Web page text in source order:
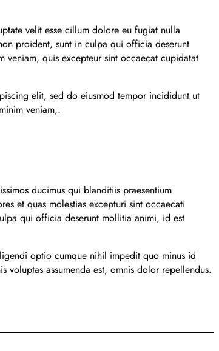
velit esse cillum dolore eu fugiat nulla
proident, sunt in culpa qui officia deserunt
quis excepteur sint occaecat cupidatat
elit, sed do eiusmod tempor incididunt ut
veniam,.
ducimus qui blanditiis praesentium
et quas molestias excepturi sint occaecati
qui officia deserunt mollitia animi, id est
optio cumque nihil impedit quo minus id
voluptas assumenda est, omnis dolor repellendus.